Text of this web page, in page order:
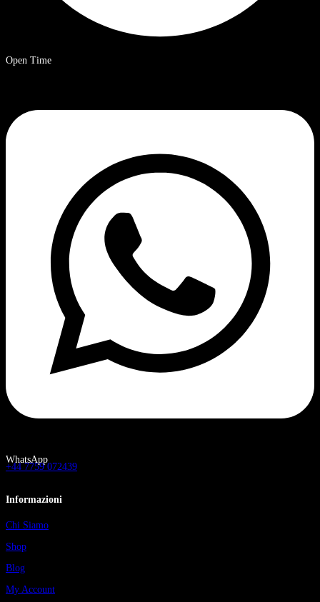
Open Time
9 a.m. – 8 p.m. Ora solare cinese.
WhatsApp
+44 7759 072439
Informazioni
Chi Siamo
Shop
Blog
My Account